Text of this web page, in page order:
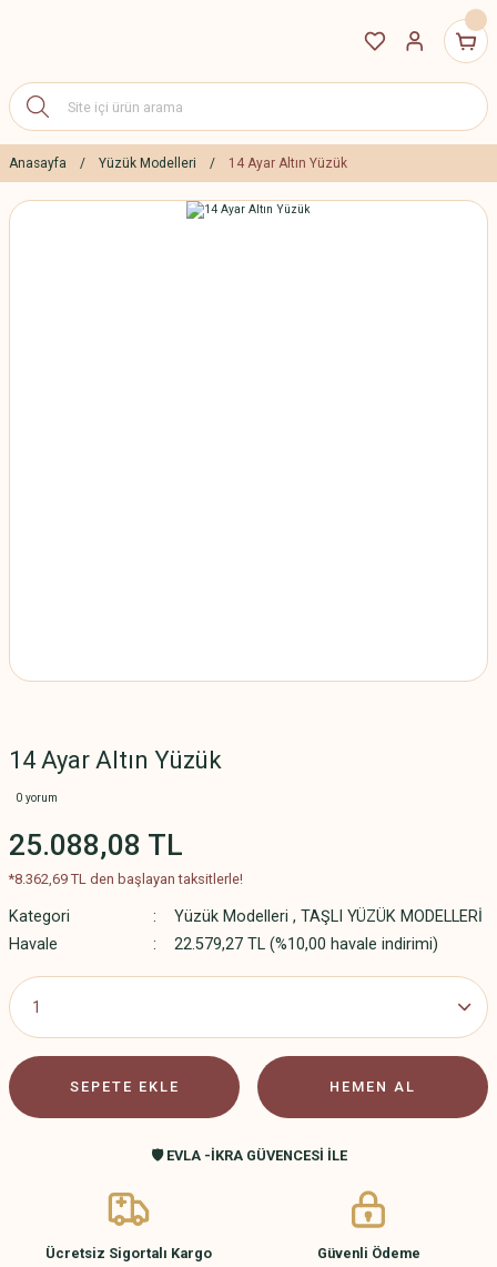
Anasayfa Yüzük Modelleri 14 Ayar Altın Yüzük
14 Ayar Altın Yüzük
0 yorum
25.088,08 TL
*8.362,69 TL den başlayan taksitlerle!
Kategori Yüzük Modelleri , TAŞLI YÜZÜK MODELLERİ
Havale
22.579,27 TL (%10,00 havale indirimi)
SEPETE EKLE HEMEN AL
🛡️ EVLA -İKRA GÜVENCESİ İLE
Ücretsiz Sigortalı Kargo Güvenli Ödeme